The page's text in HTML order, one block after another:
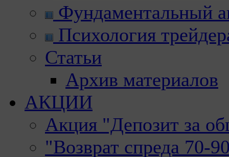
Фундаментальный
Психология
Статьи
Архив материалов
АКЦИИ
Акция "Депозит за
"Возврат спреда 70-